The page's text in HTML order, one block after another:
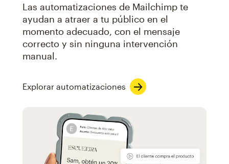
Las automatizaciones de Mailchimp te
ayudan a atraer a tu público en el
momento adecuado, con el mensaje
correcto y sin ninguna intervención
manual.
Explorar automatizaciones